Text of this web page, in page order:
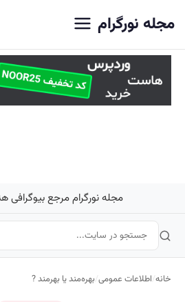
مجله نورگرام
مجله نورگرام مرجع بیوگرافی
خانه/اطلاعات عمومی/بهره‌مند یا بهرمند ?